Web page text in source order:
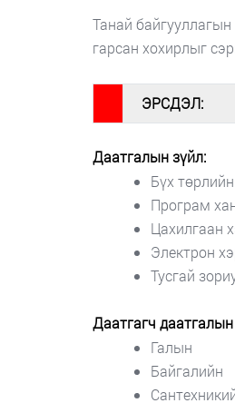
Танай
гарсан хохирлыг
ЭРСДЭЛ:
Даатгалын зүйл:
Бүх
Програм
Цахилгаан
Электрон
Тусгай
Даатгагч
Галын
Байгалийн